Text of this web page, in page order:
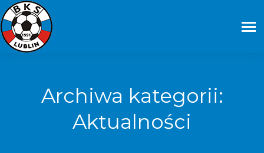
Archiwa kategorii:
Aktualności